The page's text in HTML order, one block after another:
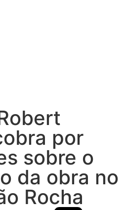
por
sobre o
da obra no
Rocha